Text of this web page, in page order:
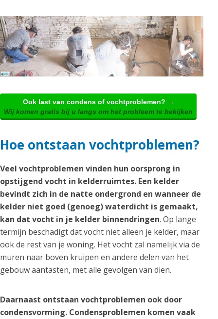
Ook last van condens of vochtproblemen? →
Wij komen gratis bij u langs om het probleem te bekijken
Hoe ontstaan vochtproblemen?
Veel vochtproblemen vinden hun oorsprong in
opstijgend vocht in kelderruimtes. Een kelder
bevindt zich in de natte ondergrond en wanneer de
kelder niet goed (genoeg) waterdicht is gemaakt,
kan dat vocht in je kelder binnendringen. Op lange
termijn beschadigt dat vocht niet alleen je kelder, maar
ook de rest van je woning. Het vocht zal namelijk via de
muren naar boven kruipen en andere delen van het
gebouw aantasten, met alle gevolgen van dien.
Daarnaast ontstaan vochtproblemen ook door
condensvorming. Condensproblemen komen vaak